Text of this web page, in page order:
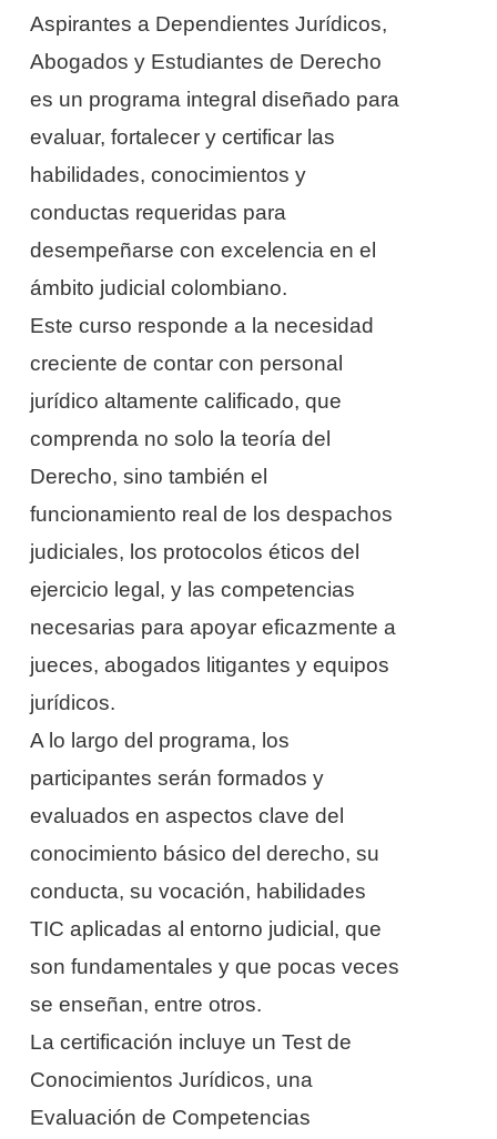
Aspirantes a Dependientes Jurídicos,
Abogados y Estudiantes de Derecho
es un programa integral diseñado para
evaluar, fortalecer y certificar las
habilidades, conocimientos y
conductas requeridas para
desempeñarse con excelencia en el
ámbito judicial colombiano.
Este curso responde a la necesidad
creciente de contar con personal
jurídico altamente calificado, que
comprenda no solo la teoría del
Derecho, sino también el
funcionamiento real de los despachos
judiciales, los protocolos éticos del
ejercicio legal, y las competencias
necesarias para apoyar eficazmente a
jueces, abogados litigantes y equipos
jurídicos.
A lo largo del programa, los
participantes serán formados y
evaluados en aspectos clave del
conocimiento básico del derecho, su
conducta, su vocación, habilidades
TIC aplicadas al entorno judicial, que
son fundamentales y que pocas veces
se enseñan, entre otros.
La certificación incluye un Test de
Conocimientos Jurídicos, una
Evaluación de Competencias